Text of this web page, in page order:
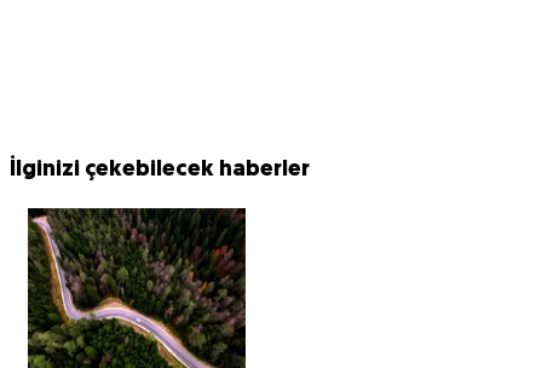
İlginizi çekebilecek haberler